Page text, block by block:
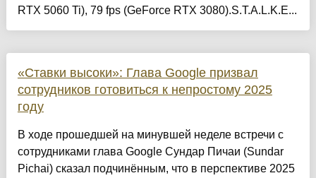
RTX 5060 Ti), 79 fps (GeForce RTX 3080).S.T.A.L.K.E...
«Ставки высоки»: Глава Google призвал
сотрудников готовиться к непростому 2025
году
В ходе прошедшей на минувшей неделе встречи с
сотрудниками глава Google Сундар Пичаи (Sundar
Pichai) сказал подчинённым, что в перспективе 2025